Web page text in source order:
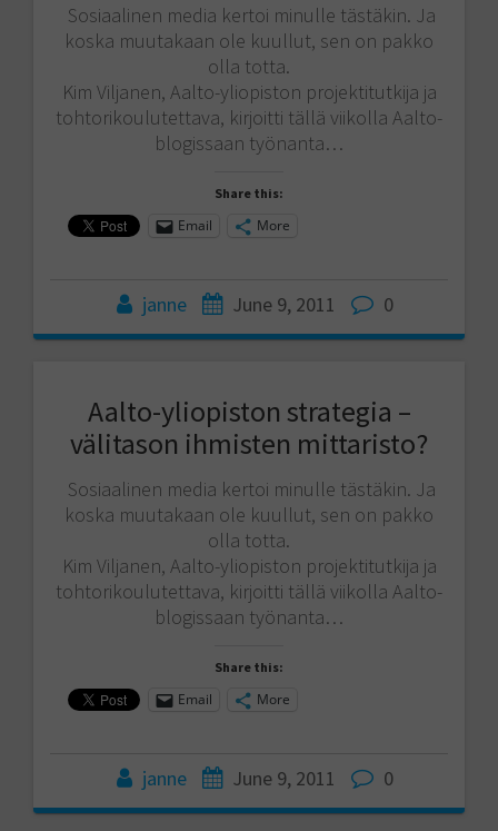
Sosiaalinen media kertoi minulle tästäkin. Ja
koska muutakaan ole kuullut, sen on pakko
olla totta.
Kim Viljanen, Aalto-yliopiston projektitutkija ja
tohtorikoulutettava, kirjoitti tällä viikolla Aalto-
blogissaan työnanta…
Share this:
Email More
janne June 9, 2011 0
Aalto-yliopiston strategia –
välitason ihmisten mittaristo?
Sosiaalinen media kertoi minulle tästäkin. Ja
koska muutakaan ole kuullut, sen on pakko
olla totta.
Kim Viljanen, Aalto-yliopiston projektitutkija ja
tohtorikoulutettava, kirjoitti tällä viikolla Aalto-
blogissaan työnanta…
Share this:
Email More
janne June 9, 2011 0